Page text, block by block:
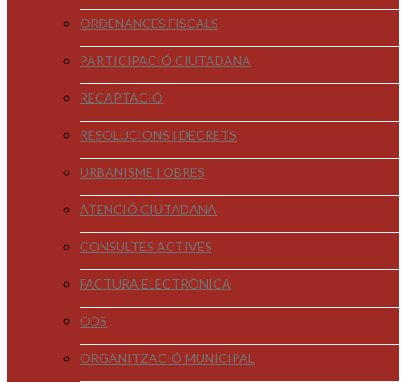
ORDENANCES FISCALS
PARTICIPACIÓ CIUTADANA
RECAPTACIÓ
RESOLUCIONS I DECRETS
URBANISME I OBRES
ATENCIÓ CIUTADANA
CONSULTES ACTIVES
FACTURA ELECTRÒNICA
ODS
ORGANITZACIÓ MUNICIPAL